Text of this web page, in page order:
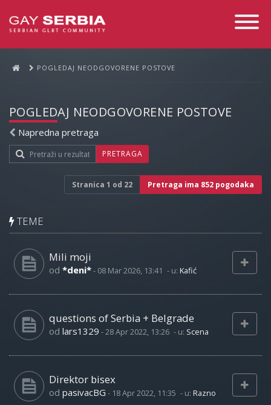
Toggle
POGLEDAJ NEODGOVORENE POSTOVE
POGLEDAJ NEODGOVORENE POSTOVE
Napredna pretraga
PRETRAGA
Stranica 1 od 22 Pretraga ima 852 pogodaka
TEME
Mili moji
od *deni*- 08 Mar 2026, 13:41 - u: Kafić
questions of Serbia + Belgrade
od lars1329 -28 Apr 2022, 13:26 - u: Scena
Direktor bisex
od pasivacBG - 18 Apr 2022, 11:35 - u: Razno